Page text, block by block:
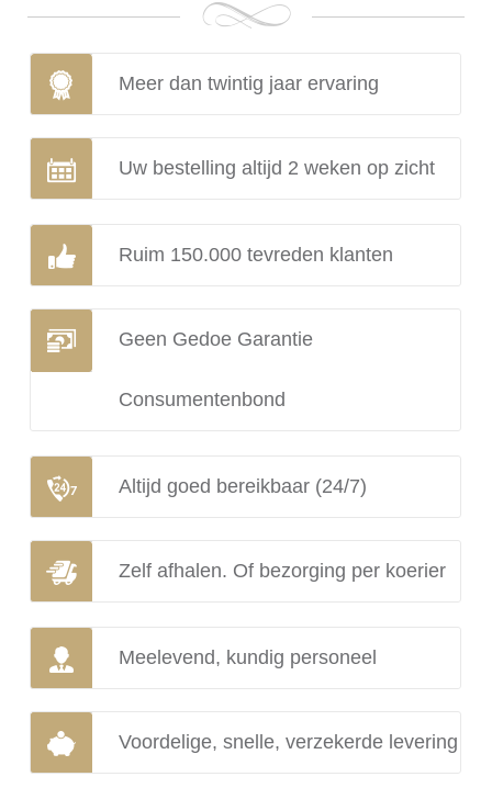
Meer dan twintig jaar ervaring
Uw bestelling altijd 2 weken op zicht
Ruim 150.000 tevreden klanten
Geen Gedoe Garantie
Consumentenbond
Altijd goed bereikbaar (24/7)
Zelf afhalen. Of bezorging per koerier
Meelevend, kundig personeel
Voordelige, snelle, verzekerde levering